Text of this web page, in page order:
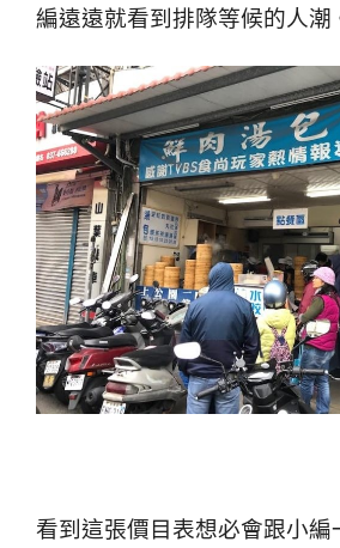
編遠遠就看到排隊等候的人潮
看到這張價目表想必會跟小編